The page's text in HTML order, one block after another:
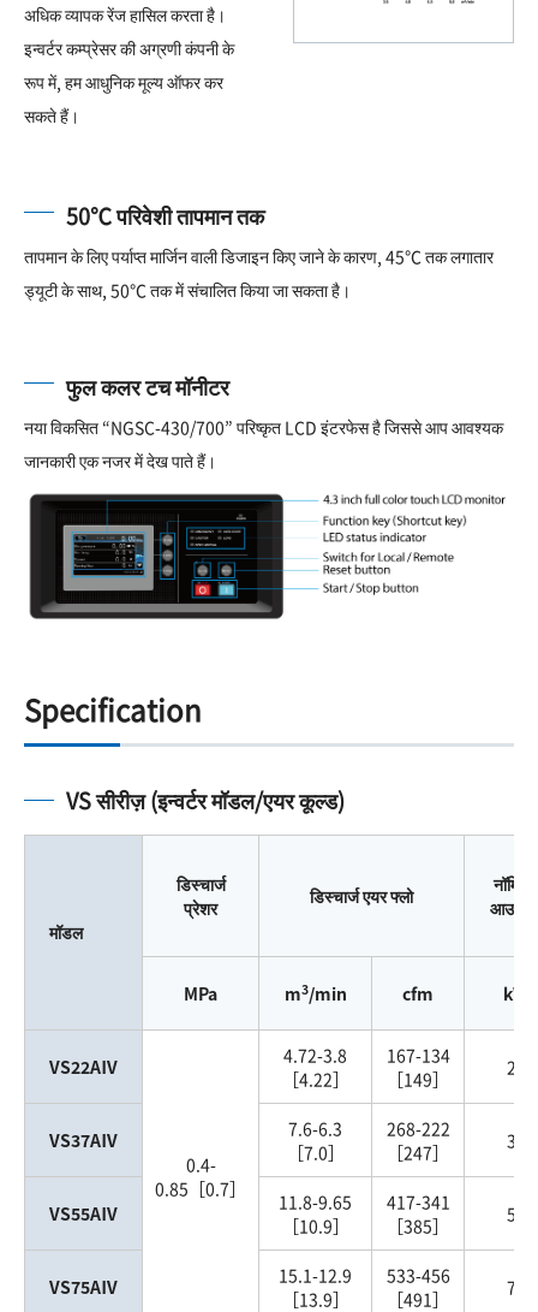
अधिक व्यापक रेंज हासिल करता है।
इन्वर्टर कम्प्रेसर की अग्रणी कंपनी के
रूप में, हम आधुनिक मूल्य ऑफर कर
सकते हैं।
50℃ परिवेशी तापमान तक
तापमान के लिए पर्याप्त मार्जिन वाली डिजाइन किए जाने के कारण, 45℃ तक लगातार
ड्यूटी के साथ, 50℃ तक में संचालित किया जा सकता है।
फुल कलर टच मॉनीटर
नया विकसित “NGSC-430/700” परिष्कृत LCD इंटरफेस है जिससे आप आवश्यक
जानकारी एक नजर में देख पाते हैं।
Specification
VS सीरीज़ (इन्वर्टर मॉडल/एयर कूल्ड)
मॉडल
डिस्चार्ज
प्रेशर
डिस्चार्ज एयर फ्लो
नॉमिनल
MPa m3/min cfm kW
VS22AⅣ
0.4-
0.85［0.7］
4.72-3.8
［4.22］
167-134
［149］
22
VS37AⅣ
7.6-6.3
［7.0］
268-222
［247］
37
VS55AⅣ
11.8-9.65
［10.9］
417-341
［385］
55
VS75AⅣ
15.1-12.9
［13.9］
533-456
［491］
75